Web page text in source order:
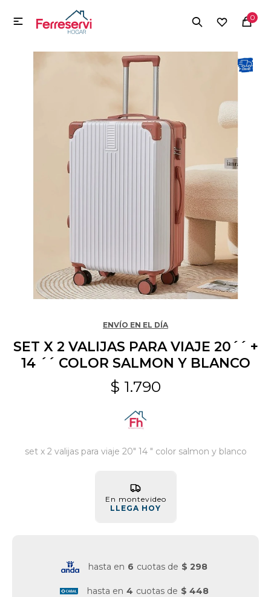
0

ENVÍO EN EL DÍA
SET X 2 VALIJAS PARA VIAJE 20´´ +
14 ´´ COLOR SALMON Y BLANCO
$ 1.790
set x 2 valijas para viaje 20" 14 " color salmon y blanco
En montevideo
LLEGA HOY
hasta en 6 cuotas de $ 298
hasta en 4 cuotas de $ 448
MI CUENTA
Menú Herramientas y Construcción Electrodomésticos
Herramientas y Construcción
Electrodomésticos
Deportes
Camping
Mascotas
Vestimenta y calzado